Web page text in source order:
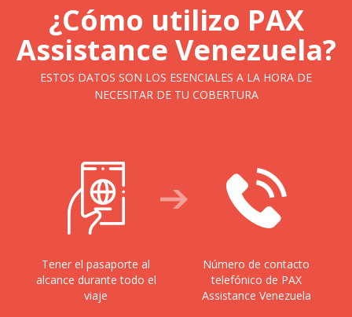
¿Cómo utilizo PAX
Assistance Venezuela?
ESTOS DATOS SON LOS ESENCIALES A LA HORA DE
NECESITAR DE TU COBERTURA
Tener el pasaporte al
alcance durante todo el
viaje
Número de contacto
telefónico de PAX
Assistance Venezuela